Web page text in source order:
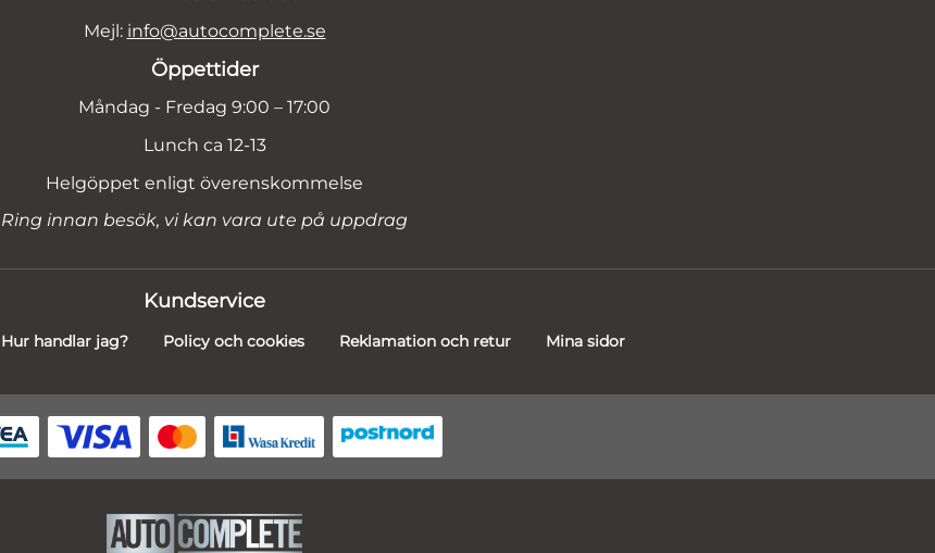
Mejl: info@autocomplete.se
Öppettider
Måndag - Fredag 9:00 – 17:00
Lunch ca 12-13
Helgöppet enligt överenskommelse
Ring innan besök, vi kan vara ute på uppdrag
Kundservice
Hur handlar jag? Policy och cookies Reklamation och retur Mina sidor